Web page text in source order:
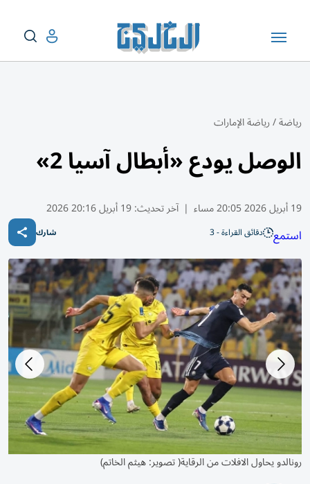
رياضة/رياضة الإمارات
الوصل يودع «أبطال آسيا 2»
19 أبريل 2026 20:05 مساء | آخر تحديث:19 أبريل 20:16 2026
استمع دقائق القراءة - 3 شارك
مباراة الوصل والنصر السعودي بطولة اسيا ٢ تصوير : هيثم الخاتم